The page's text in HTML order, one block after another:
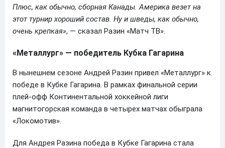
Плюс, как обычно, сборная Канады. Америка везет на
этот турнир хороший состав. Ну и шведы, как обычно,
очень крепкая», — сказал Разин «Матч ТВ».
«Металлург» — победитель Кубка Гагарина
В нынешнем сезоне Андрей Разин привел «Металлург» к
победе в Кубке Гагарина. В рамках финальной серии
плей-офф Континентальной хоккейной лиги
магнитогорская команда в четырех матчах обыграла
«Локомотив».
Для Андрея Разина победа в Кубке Гагарина стала